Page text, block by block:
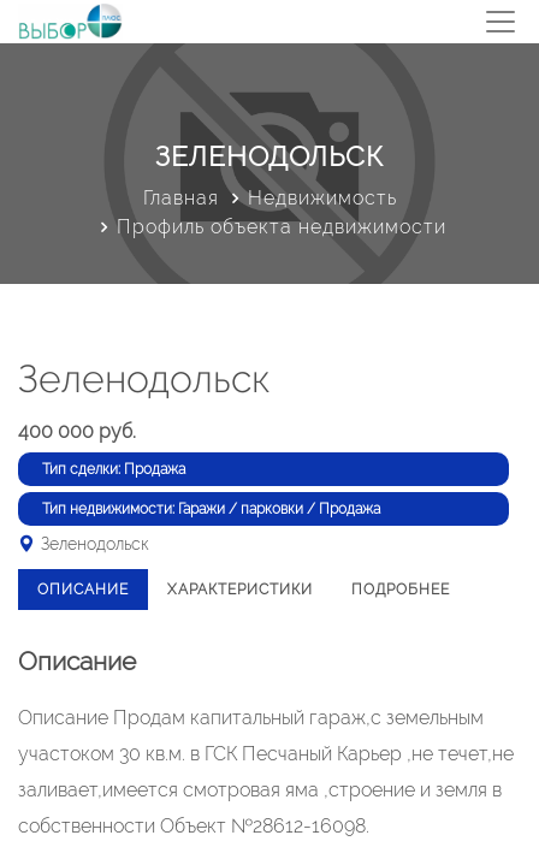
ЗЕЛЕНОДОЛЬСК
Главная
Недвижимость
Профиль объекта недвижимости
Зеленодольск
400 000 руб.
Тип сделки: Продажа
Тип недвижимости: Гаражи / парковки / Продажа
Зеленодольск
ОПИСАНИЕ ХАРАКТЕРИСТИКИ ПОДРОБНЕЕ
Описание
Описание Продам капитальный гараж,с земельным
участоком 30 кв.м. в ГСК Песчаный Карьер ,не течет,не
заливает,имеется смотровая яма ,строение и земля в
собственности Объект №28612-16098.